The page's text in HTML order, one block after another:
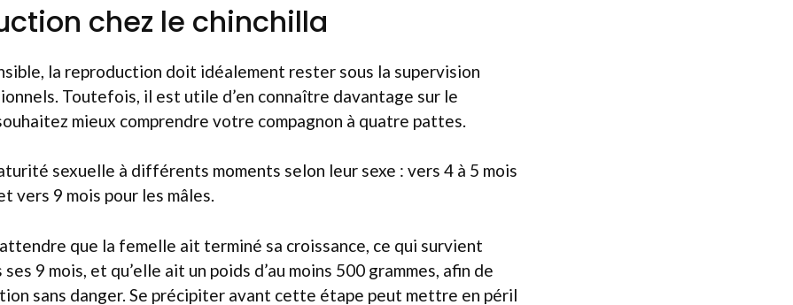
chez le chinchilla
la reproduction doit idéalement rester sous la supervision
Toutefois, il est utile d’en connaître davantage sur le
mieux comprendre votre compagnon à quatre pattes.
sexuelle à différents moments selon leur sexe : vers 4 à 5 mois
vers 9 mois pour les mâles.
que la femelle ait terminé sa croissance, ce qui survient
9 mois, et qu’elle ait un poids d’au moins 500 grammes, afin de
sans danger. Se précipiter avant cette étape peut mettre en péril